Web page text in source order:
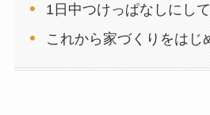
1日中つけっぱなしにし
これから家づくりをはじ